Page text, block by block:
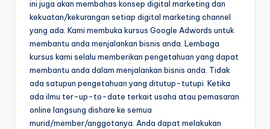
ini juga akan membahas konsep digital marketing dan
kekuatan/kekurangan setiap digital marketing channel
yang ada. Kami membuka kursus Google Adwords untuk
membantu anda menjalankan bisnis anda. Lembaga
kursus kami selalu memberikan pengetahuan yang dapat
membantu anda dalam menjalankan bisnis anda. Tidak
ada satupun pengetahuan yang ditutup-tutupi. Ketika
ada ilmu ter-up-to-date terkait usaha atau pemasaran
online langsung dishare ke semua
murid/member/anggotanya. Anda dapat melakukan